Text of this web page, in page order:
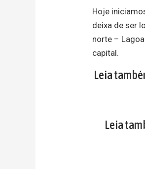
Hoje
deixa de ser
norte –
capital.
Leia
Leia